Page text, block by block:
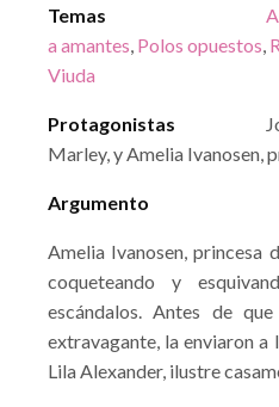
Temas
a amantes, Polos opuestos,
Viuda
Protagonistas
Marley, y Amelia Ivanosen,
Argumento
Amelia Ivanosen, princesa
coqueteando y
escándalos. Antes de
extravagante, la enviaron
Lila Alexander, ilustre